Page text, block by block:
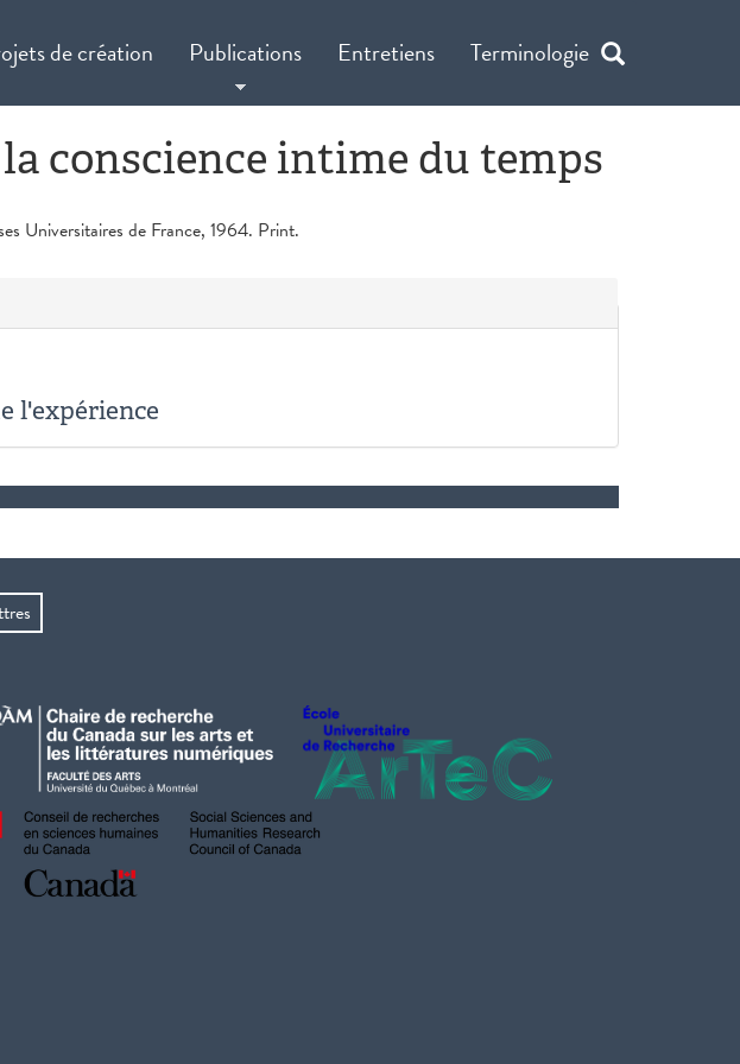
de création Publications Entretiens Terminologie
conscience intime du temps
Universitaires de France, 1964. Print.
l'expérience